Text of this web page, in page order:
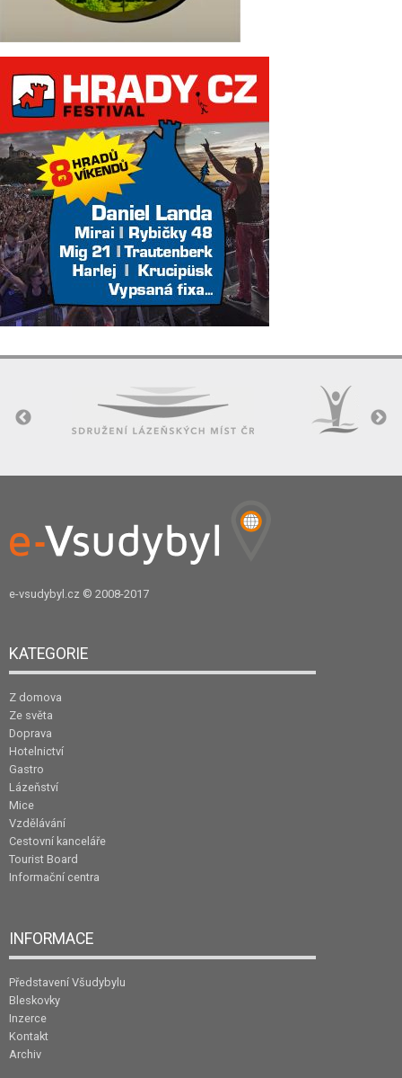
e-vsudybyl.cz © 2008-2017
KATEGORIE
Z domova
Ze světa
Doprava
Hotelnictví
Gastro
Lázeňství
Mice
Vzdělávání
Cestovní kanceláře
Tourist Board
Informační centra
INFORMACE
Představení Všudybylu
Bleskovky
Inzerce
Kontakt
Archiv